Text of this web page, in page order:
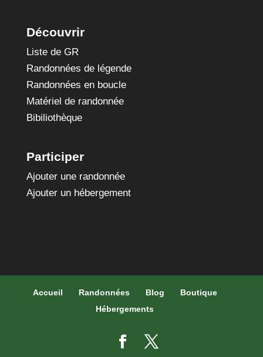
Découvrir
Liste de GR
Randonnées de légende
Randonnées en boucle
Matériel de randonnée
Bibiliothèque
Participer
Ajouter une randonnée
Ajouter un hébergement
Accueil Randonnées Blog
Boutique
Hébergements